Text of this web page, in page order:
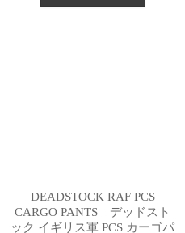
DEADSTOCK RAF PCS
CARGO PANTS デッドスト
ック イギリス軍 PCS カーゴパ